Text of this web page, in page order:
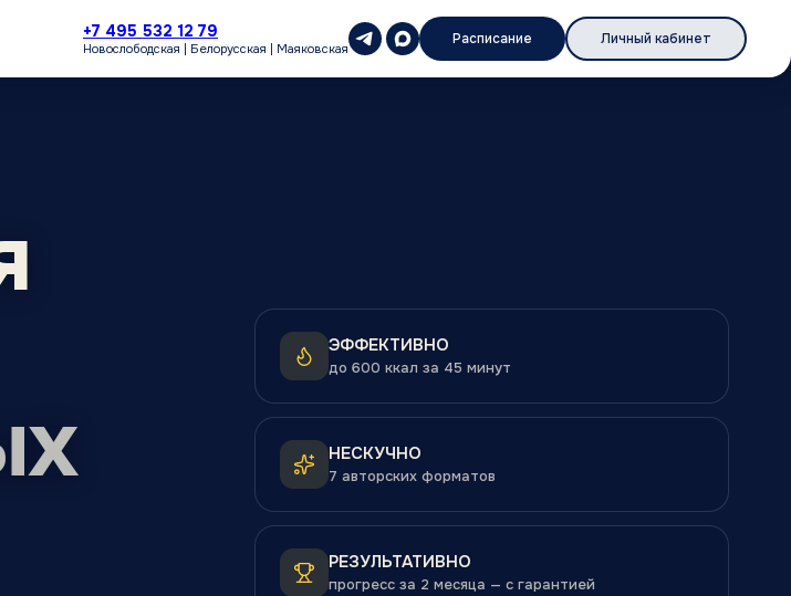
+7 495 532 12 79
Новослободская | Белорусская | Маяковская
Расписание Личный кабинет
ЭФФЕКТИВНО
до 600 ккал за 45 минут
НЕСКУЧНО
7 авторских форматов
РЕЗУЛЬТАТИВНО
прогресс за 2 месяца — с гарантией